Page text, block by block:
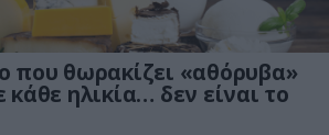
που θωρακίζει «αθόρυβα»
κάθε ηλικία… δεν είναι το